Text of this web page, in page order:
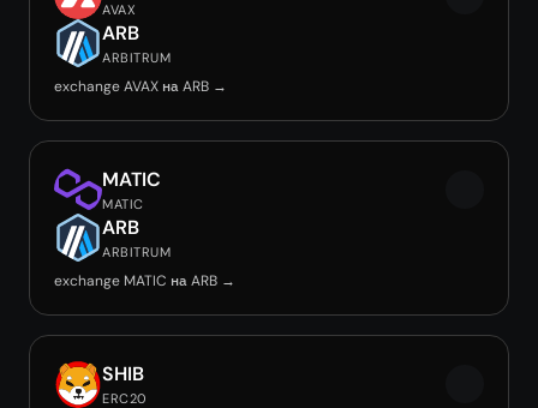
AVAX
ARB
ARBITRUM
exchange AVAX на ARB →
MATIC
MATIC
ARB
ARBITRUM
exchange MATIC на ARB →
SHIB
ERC20